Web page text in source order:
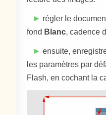
► régler le
fond Blanc, cadence
► ensuite,
les paramètres par
Flash, en cochant la